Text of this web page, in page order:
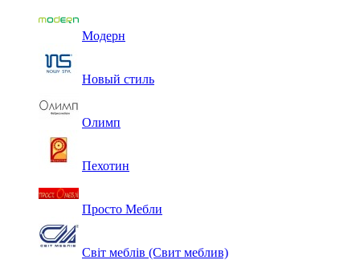
Модерн
Новый стиль
Олимп
Пехотин
Просто Мебли
Світ меблів (Свит меблив)